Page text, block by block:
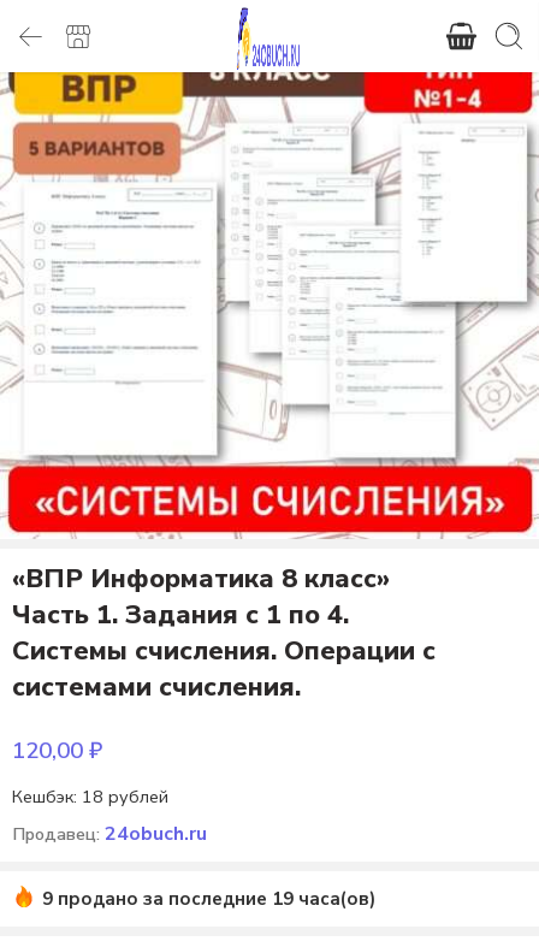
«ВПР Информатика 8 класс»
Часть 1. Задания с 1 по 4.
Системы счисления. Операции с
системами счисления.
120,00₽
Кешбэк: 18 рублей
Продавец: 24obuch.ru
9 продано за последние 19 часа(ов)